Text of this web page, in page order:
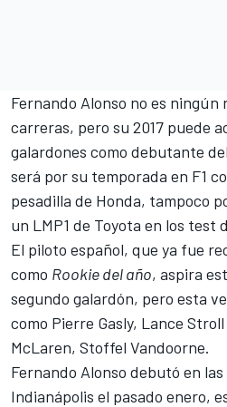
Fernando Alonso no es ningún
carreras, pero su 2017 puede
galardones como debutante
será por su temporada en F1
pesadilla de Honda, tampoco
un LMP1 de Toyota en los test
El piloto español, que ya fue
como Rookie del año, aspira
segundo galardón, pero esta
como Pierre Gasly, Lance
McLaren, Stoffel Vandoorne.
Fernando Alonso debutó en
Indianápolis el pasado enero,